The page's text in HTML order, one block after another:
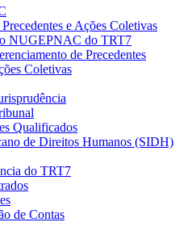
e Ações Coletivas
NUGEPNAC do TRT7
de Precedentes
Coletivas
Qualificados
de Direitos Humanos (SIDH)
do TRT7
de Contas